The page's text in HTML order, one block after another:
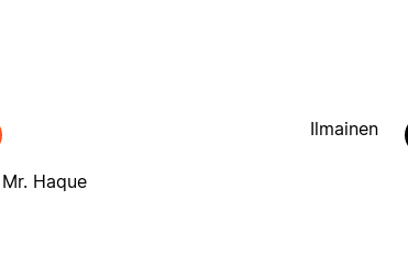
Mr. Haque
Ilmainen